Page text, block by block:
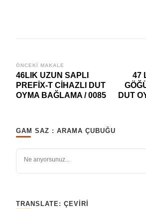
Yazı
dolaşımı
ÖNCEKI MAKALE
46LIK UZUN SAPLI
PREFİX-T CİHAZLI DUT
OYMA BAĞLAMA / 0085
47
DUT
GAM SAZ : ARAMA ÇUBUĞU
TRANSLATE: ÇEVIRI